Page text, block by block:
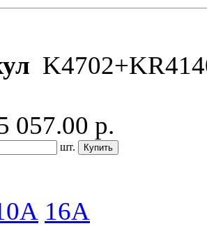
057.00 р.
шт.
16А